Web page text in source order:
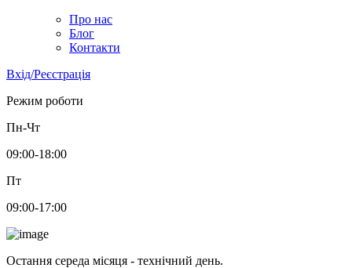
Про нас
Блог
Контакти
Вхід/Реєстрація
Режим роботи
Пн-Чт
09:00-18:00
Пт
09:00-17:00
Остання середа місяця - технічний день.